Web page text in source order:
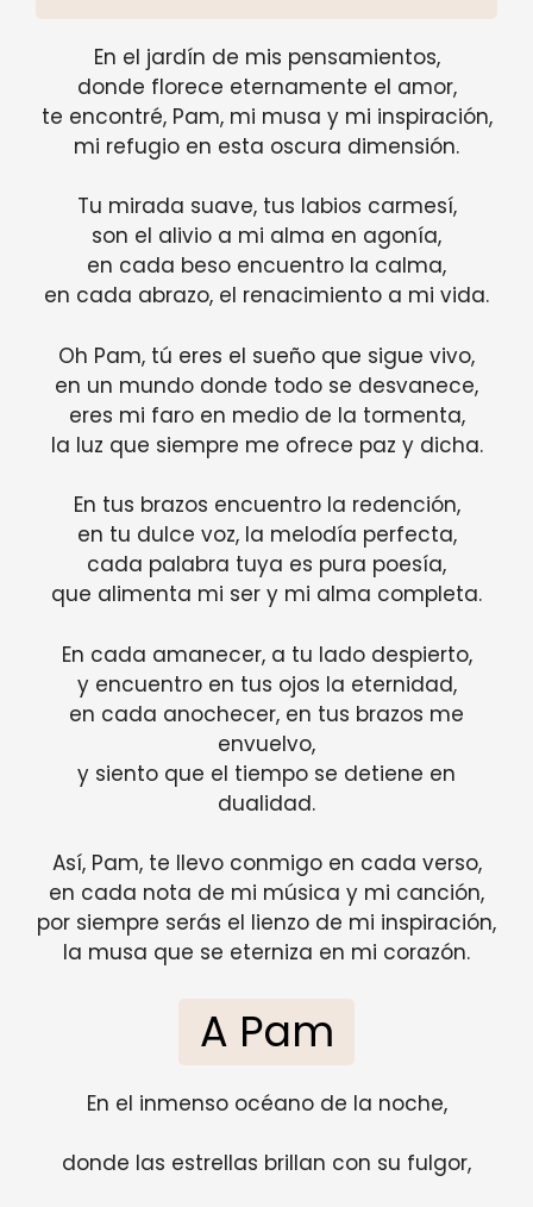
En el jardín de mis pensamientos,
donde florece eternamente el amor,
te encontré, Pam, mi musa y mi inspiración,
mi refugio en esta oscura dimensión.
Tu mirada suave, tus labios carmesí,
son el alivio a mi alma en agonía,
en cada beso encuentro la calma,
en cada abrazo, el renacimiento a mi vida.
Oh Pam, tú eres el sueño que sigue vivo,
en un mundo donde todo se desvanece,
eres mi faro en medio de la tormenta,
la luz que siempre me ofrece paz y dicha.
En tus brazos encuentro la redención,
en tu dulce voz, la melodía perfecta,
cada palabra tuya es pura poesía,
que alimenta mi ser y mi alma completa.
En cada amanecer, a tu lado despierto,
y encuentro en tus ojos la eternidad,
en cada anochecer, en tus brazos me
envuelvo,
y siento que el tiempo se detiene en
dualidad.
Así, Pam, te llevo conmigo en cada verso,
en cada nota de mi música y mi canción,
por siempre serás el lienzo de mi inspiración,
la musa que se eterniza en mi corazón.
A Pam
En el inmenso océano de la noche,
donde las estrellas brillan con su fulgor,